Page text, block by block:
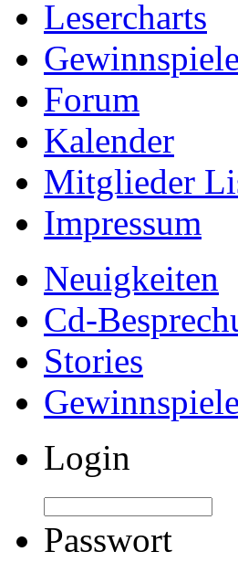
Lesercharts
Gewinnspiele
Forum
Kalender
Mitglieder
Impressum
Neuigkeiten
Cd-
Stories
Gewinnspiele
Login
Passwort